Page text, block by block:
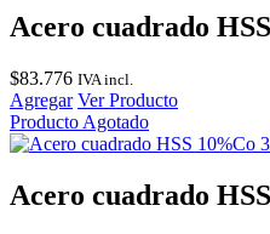
Acero cuadrado
$83.776 IVA incl.
Agregar Ver Producto
Producto Agotado
Acero cuadrado